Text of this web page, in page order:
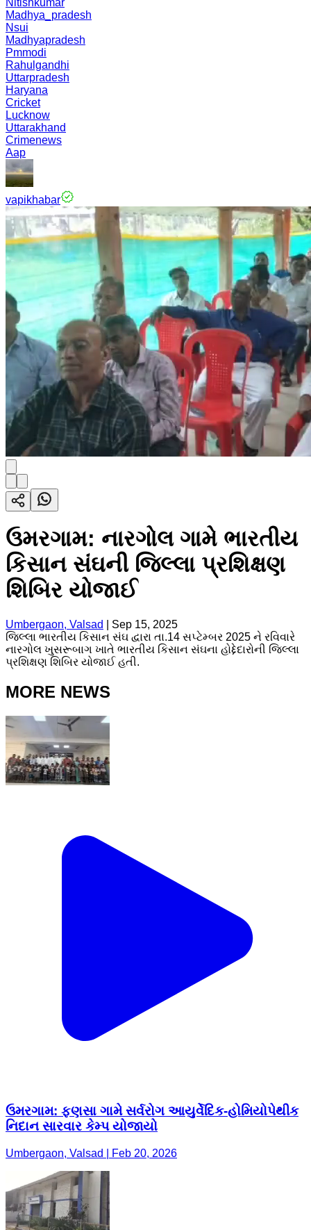
Nitishkumar
Madhya_pradesh
Nsui
Madhyapradesh
Pmmodi
Rahulgandhi
Uttarpradesh
Haryana
Cricket
Lucknow
Uttarakhand
Crimenews
Aap
vapikhabar
ઉમરગામ: નારગોલ ગામે ભારતીય
કિસાન સંઘની જિલ્લા પ્રશિક્ષણ
શિબિર યોજાઈ
Umbergaon, Valsad
Sep 15, 2025
જિલ્લા ભારતીય કિસાન સંઘ દ્વારા તા.14 સપ્ટેમ્બર 2025 ને રવિવારે
નારગોલ ખુસરૂબાગ ખાતે ભારતીય કિસાન સંઘના હોદ્દેદારોની જિલ્લા
પ્રશિક્ષણ શિબિર યોજાઈ હતી.
MORE NEWS
ઉમરગામ: ફણસા ગામે સર્વરોગ આયુર્વેદિક-હોમિયોપેથીક
નિદાન સારવાર કેમ્પ યોજાયો
Umbergaon, Valsad | Feb 20, 2026